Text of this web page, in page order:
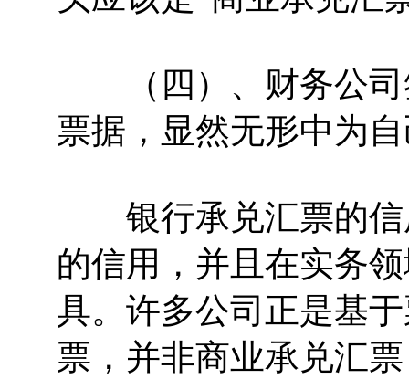
（四）、财务公司
票据，显然无形中为
银行承兑汇票的信
的信用，并且在实务
具。许多公司正是基
票，并非商业承兑汇